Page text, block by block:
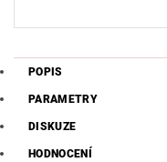
POPIS
PARAMETRY
DISKUZE
HODNOCENÍ